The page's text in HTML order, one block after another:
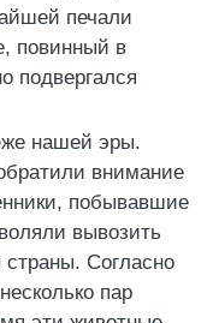
печали
повинный в
подвергался
нашей эры.
внимание
побывавшие
вывозить
Согласно
пар